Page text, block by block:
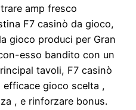
amp fresco
F7 casinò da gioco,
gioco produci per Gran
esso bandito con un
tavoli, F7 casinò
gioco scelta ,
, e rinforzare bonus.